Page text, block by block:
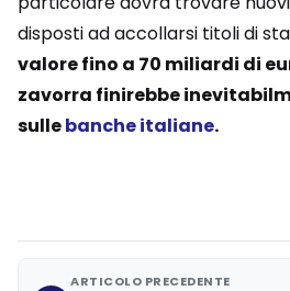
disposti ad accollarsi titoli di
valore fino a 70 miliardi di
zavorra finirebbe
sullebanche italiane.
ARTICOLO PRECEDENTE